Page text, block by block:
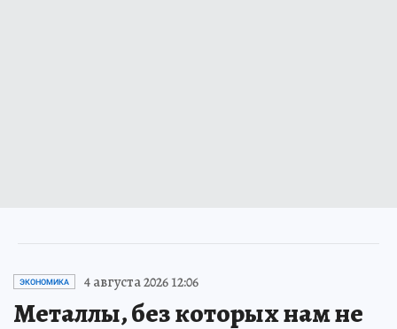
ЭКОНОМИКА 4 августа 2026 12:06
Металлы, без которых нам не